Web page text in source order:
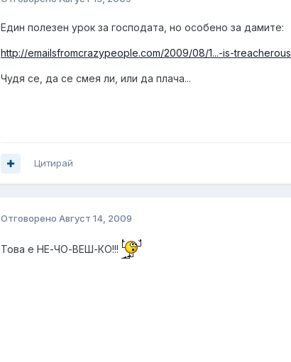
Един полезен урок за господата, но особено за дамите:
http://emailsfromcrazypeople.com/2009/08/1...-is-treacherous
Чудя се, да се смея ли, или да плача...
Цитирай
Отговорено Август 14, 2009
Това е НЕ-ЧО-ВЕШ-КО!!!